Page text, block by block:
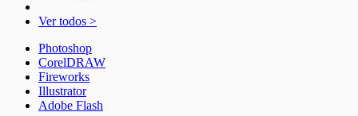
Ver todos >
Photoshop
CorelDRAW
Fireworks
Illustrator
Adobe Flash